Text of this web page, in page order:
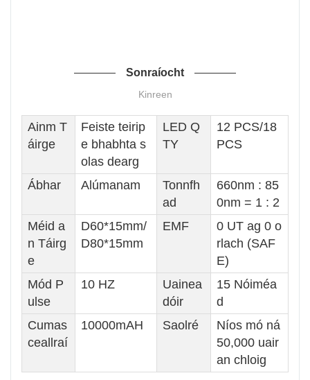
Sonraíocht
Kinreen
Ainm T
áirge
Feiste teirip
e bhabhta s
olas dearg
LED Q
TY
12 PCS/18
PCS
Ábhar Alúmanam
Tonnfh
ad
660nm : 85
0nm = 1 : 2
Méid a
n Táirg
e
D60*15mm/
D80*15mm
EMF
0 UT ag 0 o
rlach (SAF
E)
Mód P
ulse
10 HZ
Uainea
dóir
15 Nóiméa
d
Cumas
ceallraí
10000mAH Saolré
Níos mó ná
50,000 uair
an chloig